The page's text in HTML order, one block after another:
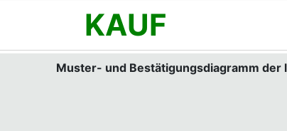
KAUF
Muster- und Bestätigungsdiagramm der